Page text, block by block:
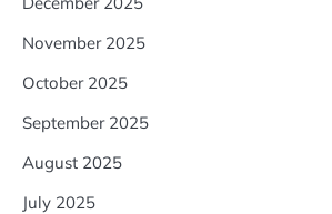
November 2025
October 2025
September 2025
August 2025
July 2025